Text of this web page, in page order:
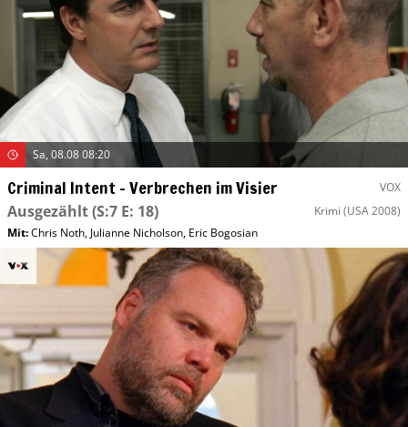
Sa, 08.08 08:20
Criminal Intent – Verbrechen im Visier VOX
Ausgezählt(S:7 E: 18) Krimi (USA 2008)
Mit:Chris Noth, Julianne Nicholson, Eric Bogosian